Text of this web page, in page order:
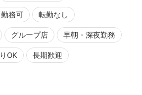
務可 転勤なし
グループ店 早朝・深夜勤務
OK 長期歓迎